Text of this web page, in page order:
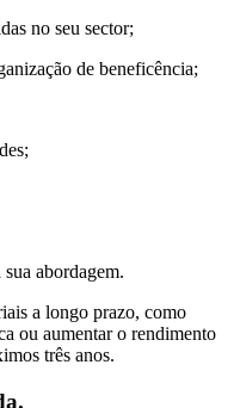
no seu sector;
de beneficência;
abordagem.
a longo prazo, como
ou aumentar o rendimento
três anos.